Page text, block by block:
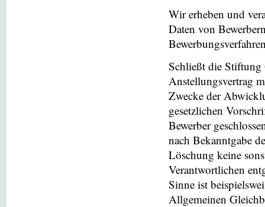
Wir erheben und
Daten von
Schließt die Stiftung
Anstellungsvertrag
Zwecke der
gesetzlichen
Bewerber
nach Bekanntgabe
Löschung keine
Verantwortlichen
Sinne ist
Allgemeinen